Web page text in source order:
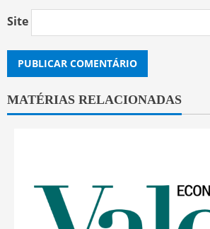
Site
MATÉRIAS RELACIONADAS